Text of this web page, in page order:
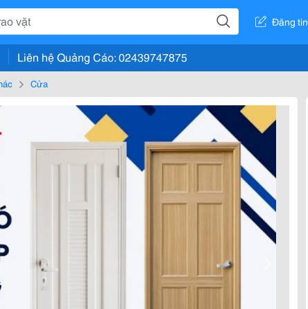
Đăng tin
Liên hệ Quảng Cáo: 02439747875
Cửa